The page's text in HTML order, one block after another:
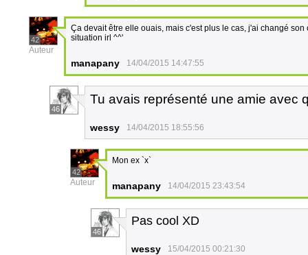
42
Auteur
Ça devait être elle ouais, mais c'est plus le cas, j'ai changé
situation irl ^^'
manapany 14/04/2015 14:47:55
46
Tu avais représenté une amie avec
wessy 14/04/2015 18:55:56
42
Auteur
Mon ex `x`
manapany 14/04/2015 23:43:54
46
Pas cool XD
wessy 15/04/2015 00:21:30